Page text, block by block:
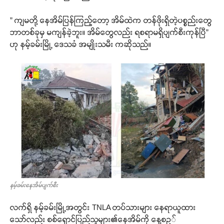
” ကျမတို့ နေအိမ်ပြန်ကြည့်တော့ အိမ်ထဲက တန်ဖိုးရှိတဲ့ပစ္စည်းတွေ
ဘာတစ်ခုမှ မကျန်ခဲ့ဘူး။ အိမ်တွေလည်း ရစရာမရှိပျက်စီးကုန်ပြီ”
ဟု နမ့်ခမ်းမြို့ ဒေသခံ အမျိုးသမီး ကဆိုသည်။
နမ့်ခမ်းနေအိမ်ပျက်စီး
လက်ရှိ နမ့်ခမ်းမြို့အတွင်း TNLA တပ်သားများ နေရာယူထား
သော်လည်း စစ်ရှောင်ပြည်သူများ၏နေအိမ်ကို နေ့စဥ်